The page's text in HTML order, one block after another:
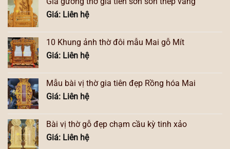
Giá: Liên hệ
10 Khung ảnh thờ đôi mẫu Mai gỗ Mít
Giá: Liên hệ
Mẫu bài vị thờ gia tiên đẹp Rồng hóa Mai
Giá: Liên hệ
Bài vị thờ gỗ đẹp chạm cầu kỳ tinh xảo
Giá: Liên hệ